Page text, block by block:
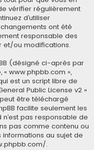
vérifier régulièrement
d’utiliser
ont été
responsable des
et/ou modifications.
(désigné ci-après par
« www.phpbb.com »,
est un script libre de
Public License v2 »
être téléchargé
facilite seulement les
n’est pas responsable de
pas comme contenu ou
au sujet de
.